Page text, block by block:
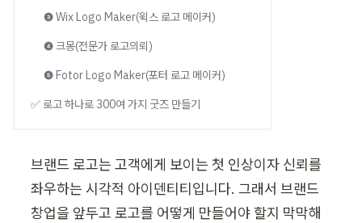
❸ Wix Logo Maker(윅스 로고 메이커)
❹ 크몽(전문가 로고의뢰)
❺ Fotor Logo Maker(포터 로고 메이커)
✅ 로고 하나로 300여 가지 굿즈 만들기
브랜드 로고는 고객에게 보이는 첫 인상이자 신뢰를
좌우하는 시각적 아이덴티티입니다. 그래서 브랜드
창업을 앞두고 로고를 어떻게 만들어야 할지 막막해